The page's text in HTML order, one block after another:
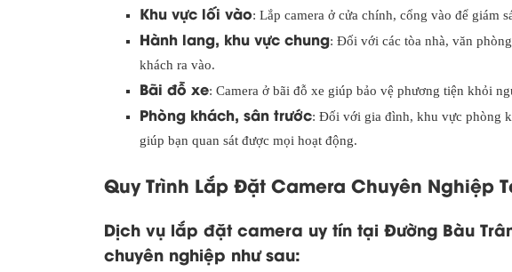
Khu vực lối vào: Lắp camera ở cửa chính, cổng vào để giám
Hành lang, khu vực chung: Đối với các tòa nhà, văn
khách ra vào.
Bãi đỗ xe: Camera ở bãi đỗ xe giúp bảo vệ phương tiện khỏi
Phòng khách, sân trước: Đối với gia đình, khu vực phòng
giúp bạn quan sát được mọi hoạt động.
Quy Trình Lắp Đặt Camera Chuyên Nghiệp
Dịch vụ lắp đặt camera uy tín tại Đường Bàu
chuyên nghiệp như sau: